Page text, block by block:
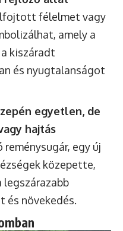
félelmet vagy
amely a
kiszáradt
és nyugtalanságot
egyetlen, de
hajtás
reménysugár, egy új
közepette,
legszárazabb
és növekedés.